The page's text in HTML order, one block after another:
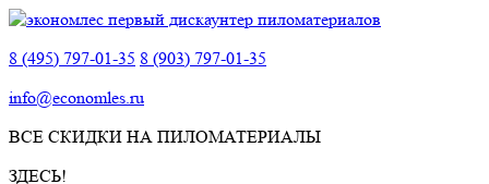
8 (495) 797-01-35 8 (903) 797-01-35
info@economles.ru
ВСЕ СКИДКИ НА ПИЛОМАТЕРИАЛЫ
ЗДЕСЬ!